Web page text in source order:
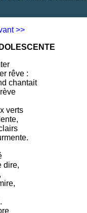
>>
rêve :
chantait
verts
dire,